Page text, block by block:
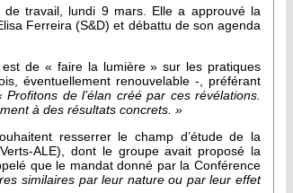
de travail, lundi 9 mars. Elle a approuvé la
Ferreira (S&D) et débattu de son agenda
de « faire la lumière » sur les pratiques
éventuellement renouvelable -, préférant
Profitons de l’élan créé par ces révélations.
à des résultats concrets. »
resserrer le champ d’étude de la
ALE), dont le groupe avait proposé la
que le mandat donné par la Conférence
similaires par leur nature ou par leur effet